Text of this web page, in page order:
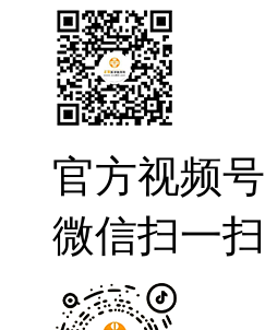
官方视频号
微信扫一扫